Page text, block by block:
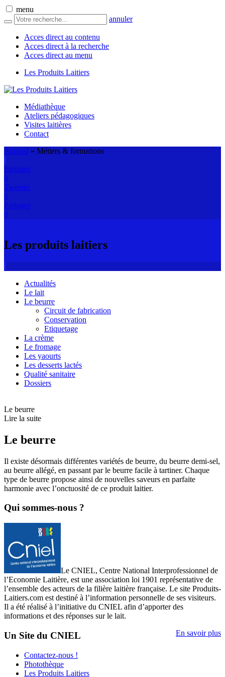
menu
annuler
Acces direct au contenu
Acces direct à la recherche
Acces direct au menu
Les Produits Laitiers
Médiathèque
Ateliers pédagogiques
Visites laitières
Contact
Accueil » Métiers & formations
Partager
0
Tweeter
0
Partager
0
Les produits laitiers
Actualités
Le lait
Le beurre
Circuit de fabrication
Conservation
Etiquetage
La crème
Le fromage
Les yaourts
Les desserts lactés
Qualité sanitaire
Dossiers
Le beurre
Lire la suite
Le beurre
Il existe désormais différentes variétés de beurre, du beurre demi-sel,
au beurre allégé, en passant par le beurre facile à tartiner. Chaque
type de beurre propose ainsi de nouvelles saveurs en parfaite
harmonie avec l’onctuosité de ce produit laitier.
Qui sommes-nous ?
Le CNIEL, Centre National Interprofessionnel de
l’Economie Laitière, est une association loi 1901 représentative de
l’ensemble des acteurs de la filière laitière française. Le site Produits-
Laitiers.com est destiné à l’information personnelle de ses visiteurs.
Il a été réalisé à l’initiative du CNIEL afin d’apporter des
informations et des réponses sur le lait.
En savoir plus
Un Site du CNIEL
Contactez-nous !
Photothèque
Les Produits Laitiers